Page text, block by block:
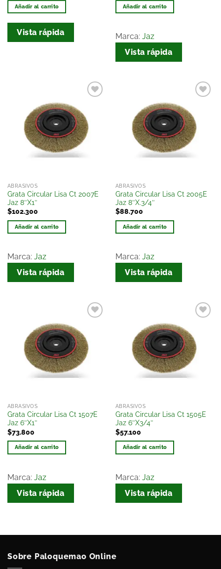
Añadir al carrito
Vista rápida
Añadir al carrito
Marca: Jaz
Vista rápida
Añadir
a la
lista
de
deseos
ABRASIVOS
Grata Circular Lisa Ct 2007E
Jaz 8″X1″
$102.300
Añadir al carrito
Marca: Jaz
Vista rápida
Añadir
a la
lista
de
deseos
ABRASIVOS
Grata Circular Lisa Ct 2005E
Jaz 8″X.3/4″
$88.700
Añadir al carrito
Marca: Jaz
Vista rápida
a la
lista
de
deseos
ABRASIVOS
Grata Circular Lisa Ct 1507E
Jaz 6″X1″
$73.800
Añadir al carrito
Marca: Jaz
Vista rápida
a la
lista
de
deseos
ABRASIVOS
Grata Circular Lisa Ct 1505E
Jaz 6″X3/4″
$57.100
Añadir al carrito
Marca: Jaz
Vista rápida
Sobre Paloquemao Online